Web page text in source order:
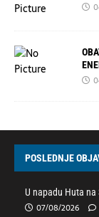
POSLEDNJE
U napadu Huta
07/08/2026